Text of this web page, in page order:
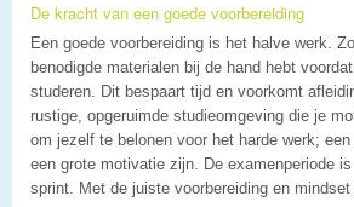
De kracht van een goede voorbereiding
Een goede voorbereiding is het halve werk.
benodigde materialen bij de hand hebt
studeren. Dit bespaart tijd en voorkomt
rustige, opgeruimde studieomgeving die je
om jezelf te belonen voor het harde werk;
een grote motivatie zijn. De examenperiode
sprint. Met de juiste voorbereiding en